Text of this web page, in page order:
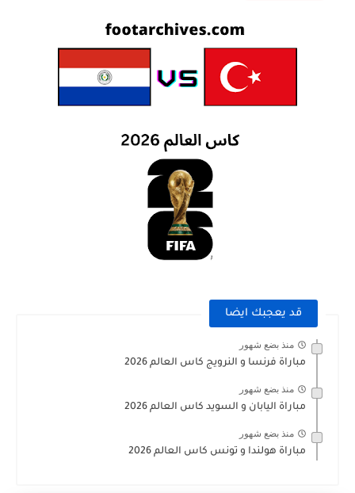
قد يعجبك ايضا
منذ بضع شهور
مباراة فرنسا و النرويج كاس العالم 2026
منذ بضع شهور
مباراة اليابان و السويد كاس العالم 2026
منذ بضع شهور
مباراة هولندا و تونس كاس العالم 2026